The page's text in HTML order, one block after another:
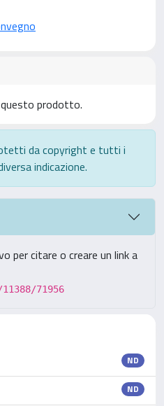
prodotto.
da copyright e tutti i
indicazione.
per citare o creare un link a
71956
ND
ND